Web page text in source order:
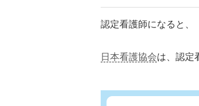
認定看護師になると、
日本看護協会は、認定